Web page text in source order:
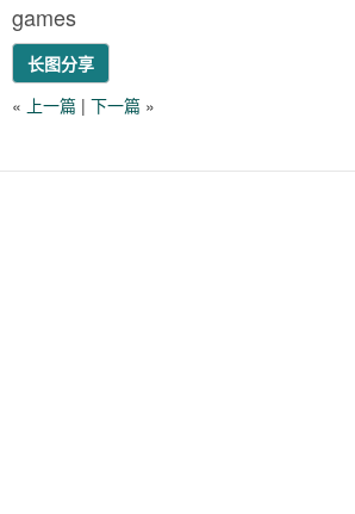
games
长图分享
« 上一篇 | 下一篇 »